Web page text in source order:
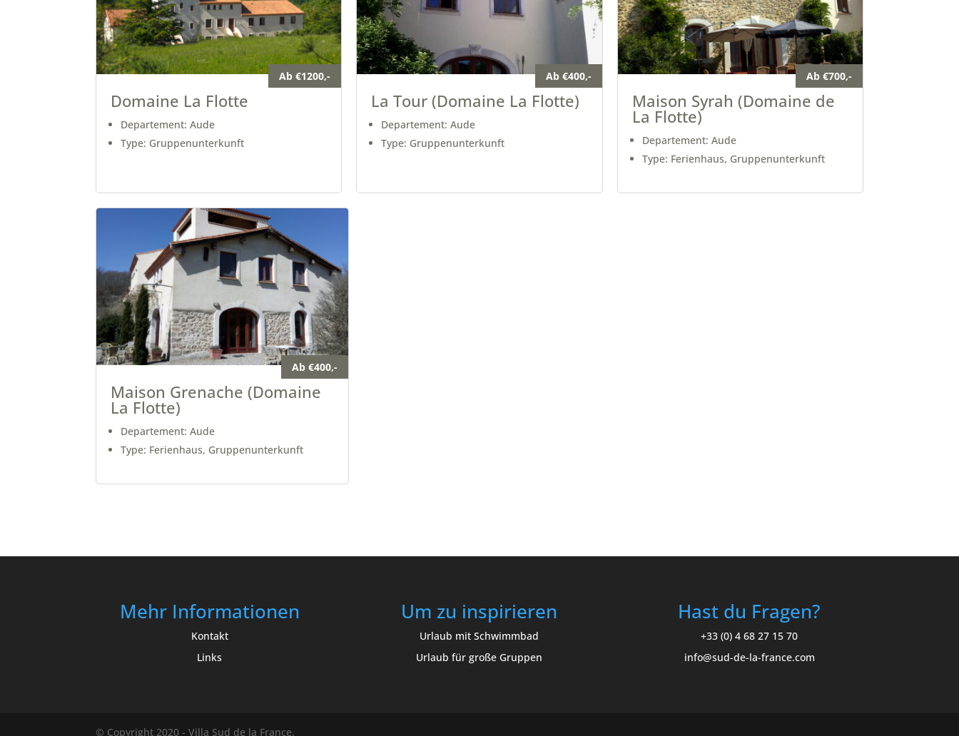
Domaine La Flotte
Departement: Aude
Type: Gruppenunterkunft
Ab €1200,-
La Tour (Domaine La Flotte)
Departement: Aude
Type: Gruppenunterkunft
Ab €400,-
Maison Syrah (Domaine de
La Flotte)
Departement: Aude
Type: Ferienhaus, Gruppenunterkunft
Ab €700,-
Maison Grenache (Domaine
La Flotte)
Departement: Aude
Type: Ferienhaus, Gruppenunterkunft
Ab €400,-
Mehr Informationen
Kontakt
Links
Um zu inspirieren
Urlaub mit Schwimmbad
Urlaub für große Gruppen
Hast du Fragen?
+33 (0) 4 68 27 15 70
info@sud-de-la-france.com
© Copyright 2020 - Villa Sud de la France.